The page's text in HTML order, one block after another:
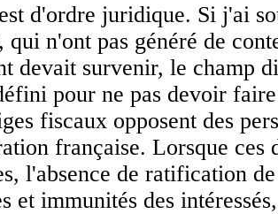
d'ordre juridique. Si j'ai
qui n'ont pas généré de
devait survenir, le champ
pour ne pas devoir
fiscaux opposent des
française. Lorsque ces
l'absence de ratification
et immunités des